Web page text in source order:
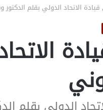
الاتحاد الدولي بقلم